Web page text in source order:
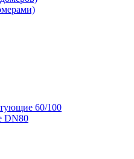
60/100
DN80